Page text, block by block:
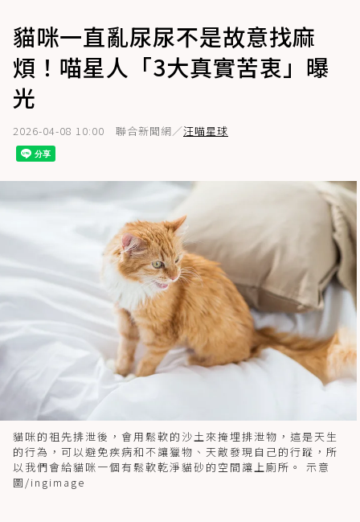
貓咪一直亂尿尿不是故意找麻
煩！喵星人「3大真實苦衷」曝
光
2026-04-08 10:00 聯合新聞網／汪喵星球
貓咪的祖先排泄後，會用鬆軟的沙土來掩埋排泄物，這是天生
的行為，可以避免疾病和不讓獵物、天敵發現自己的行蹤，所
以我們會給貓咪一個有鬆軟乾淨貓砂的空間讓上廁所。 示意
圖/ingimage